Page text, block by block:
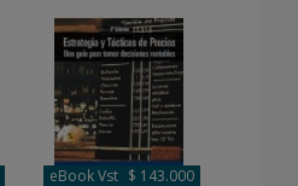
eBook Vst $ 143.000